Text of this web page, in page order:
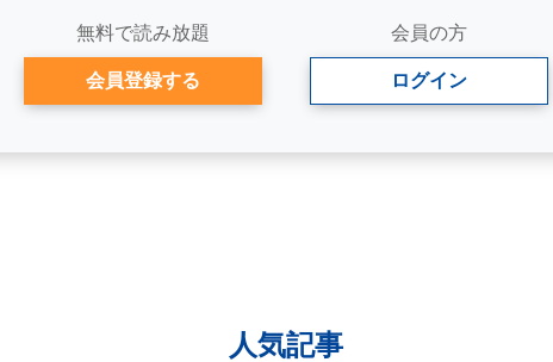
無料で読み放題
会員登録する
会員の方
ログイン
人気記事